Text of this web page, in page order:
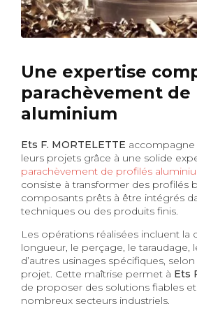
Une expertise
parachèvement de
aluminium
Ets F. MORTELETTE accompagne
leurs projets grâce à une solide
parachèvement de profilés
consiste à transformer des profilés
composants prêts à être intégrés
techniques ou des produits finis.
Les opérations réalisées incluent la
longueur, le perçage, le taraudage,
d’autres usinages spécifiques,
projet. Cette maîtrise permet à Ets
de proposer des solutions fiables
nombreux secteurs industriels.